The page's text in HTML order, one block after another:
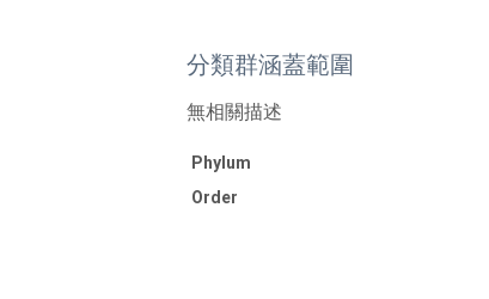
分類群涵蓋範圍
無相關描述
Phylum
Order